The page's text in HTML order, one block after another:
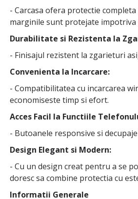
- Carcasa ofera protectie
marginile sunt protejate
Durabilitate si Rezistenta la
- Finisajul rezistent la zgarieturi
Convenienta la Incarcare:
- Compatibilitatea cu incarcarea
economiseste timp si efort.
Acces Facil la Functiile
- Butoanele responsive si
Design Elegant si Modern:
- Cu un design creat pentru a se
doresc sa combine protectia cu
Informatii Generale